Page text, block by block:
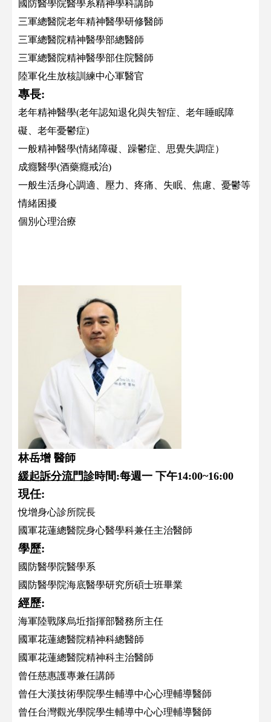
國防醫學院醫學系精神學科講師
三軍總醫院老年精神醫學研修醫師
三軍總醫院精神醫學部總醫師
三軍總醫院精神醫學部住院醫師
陸軍化生放核訓練中心軍醫官
專長:
老年精神醫學(老年認知退化與失智症、老年睡眠障
礙、老年憂鬱症)
一般精神醫學(情緒障礙、躁鬱症、思覺失調症）
成癮醫學(酒藥癮戒治)
一般生活身心調適、壓力、疼痛、失眠、焦慮、憂鬱等
情緒困擾
個別心理治療
林岳增 醫師
緩起訴分流門診時間:每週一 下午14:00~16:00
現任:
悅增身心診所院長
國軍花蓮總醫院身心醫學科兼任主治醫師
學歷:
國防醫學院醫學系
國防醫學院海底醫學研究所碩士班畢業
經歷:
海軍陸戰隊烏坵指揮部醫務所主任
國軍花蓮總醫院精神科總醫師
國軍花蓮總醫院精神科主治醫師
曾任慈惠護專兼任講師
曾任大漢技術學院學生輔導中心心理輔導醫師
曾任台灣觀光學院學生輔導中心心理輔導醫師